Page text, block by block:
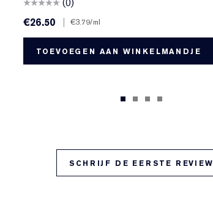
€26.50
| €3.79/ml
TOEVOEGEN AAN WINKELMANDJE
SCHRIJF DE EERSTE REVIEW